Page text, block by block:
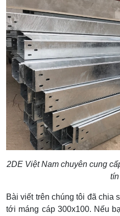
2DE Việt Nam chuyên cung
tín
Bài viết trên chúng tôi đã chia
tới máng cáp 300x100. Nếu